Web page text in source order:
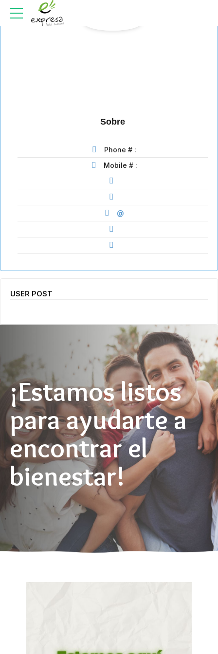
Sobre
Phone # :
Mobile # :
@
USER POST
¡Estamos listos
para ayudarte a
encontrar el
bienestar!